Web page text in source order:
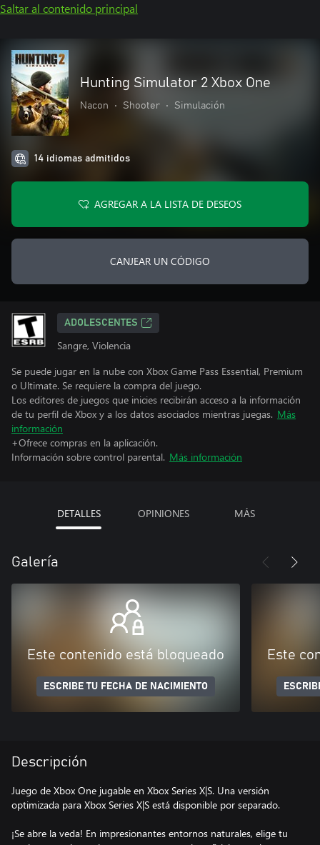
Saltar al contenido principal
Hunting Simulator 2 Xbox One
Nacon • Shooter • Simulación
14 idiomas admitidos
AGREGAR A LA LISTA DE DESEOS
CANJEAR UN CÓDIGO
ADOLESCENTES
Sangre, Violencia
Se puede jugar en la nube con Xbox Game Pass Essential, Premium
o Ultimate. Se requiere la compra del juego.
Los editores de juegos que inicies recibirán acceso a la información
de tu perfil de Xbox y a los datos asociados mientras juegas. Más
información
+Ofrece compras en la aplicación.
Información sobre control parental. Más información
DETALLES OPINIONES MÁS
Galería
Este contenido está bloqueado
ESCRIBE TU FECHA DE NACIMIENTO
Este
Descripción
Juego de Xbox One jugable en Xbox Series X|S. Una versión
optimizada para Xbox Series X|S está disponible por separado.
¡Se abre la veda! En impresionantes entornos naturales, elige tu